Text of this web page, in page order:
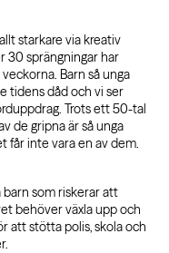
starkare via kreativ
30 sprängningar har
Barn så unga
tidens dåd och vi ser
Trots ett 50-tal
de gripna är så unga
får inte vara en av dem.
som riskerar att
behöver växla upp och
att stötta polis, skola och